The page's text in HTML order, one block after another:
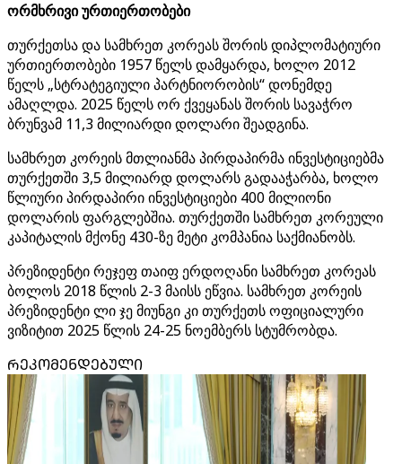
ორმხრივი ურთიერთობები
თურქეთსა და სამხრეთ კორეას შორის დიპლომატიური
ურთიერთობები 1957 წელს დამყარდა, ხოლო 2012
წელს „სტრატეგიული პარტნიორობის“ დონემდე
ამაღლდა. 2025 წელს ორ ქვეყანას შორის სავაჭრო
ბრუნვამ 11,3 მილიარდი დოლარი შეადგინა.
სამხრეთ კორეის მთლიანმა პირდაპირმა ინვესტიციებმა
თურქეთში 3,5 მილიარდ დოლარს გადააჭარბა, ხოლო
წლიური პირდაპირი ინვესტიციები 400 მილიონი
დოლარის ფარგლებშია. თურქეთში სამხრეთ კორეული
კაპიტალის მქონე 430-ზე მეტი კომპანია საქმიანობს.
პრეზიდენტი რეჯეფ თაიფ ერდოღანი სამხრეთ კორეას
ბოლოს 2018 წლის 2-3 მაისს ეწვია. სამხრეთ კორეის
პრეზიდენტი ლი ჯე მიუნგი კი თურქეთს ოფიციალური
ვიზიტით 2025 წლის 24-25 ნოემბერს სტუმრობდა.
ᲠᲔᲙᲝᲛᲔᲜᲓᲔᲑᲣᲚᲘ